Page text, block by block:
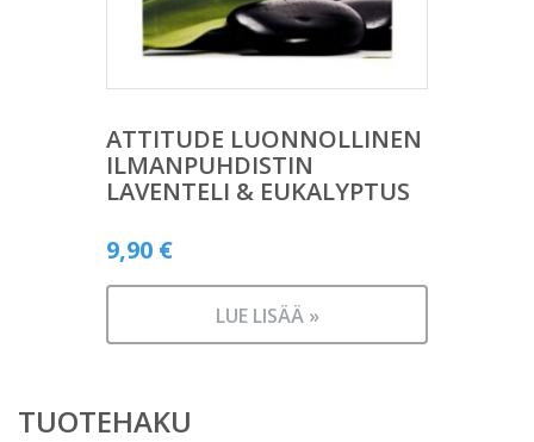
ATTITUDE LUONNOLLINEN
ILMANPUHDISTIN
LAVENTELI & EUKALYPTUS
9,90 €
LUE LISÄÄ »
TUOTEHAKU